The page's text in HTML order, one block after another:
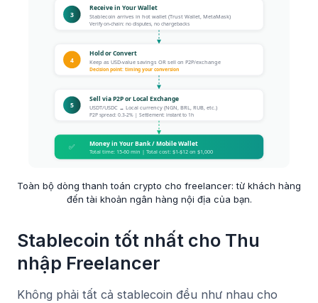
Toàn bộ dòng thanh toán crypto cho freelancer: từ khách hàng
đến tài khoản ngân hàng nội địa của bạn.
Stablecoin tốt nhất cho Thu
nhập Freelancer
Không phải tất cả stablecoin đều như nhau cho